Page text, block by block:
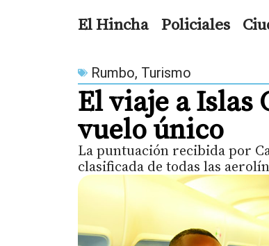
El Hincha Policiales
Rumbo, Turismo
El viaje a Islas
vuelo único
La puntuación recibida por
clasificada de todas las